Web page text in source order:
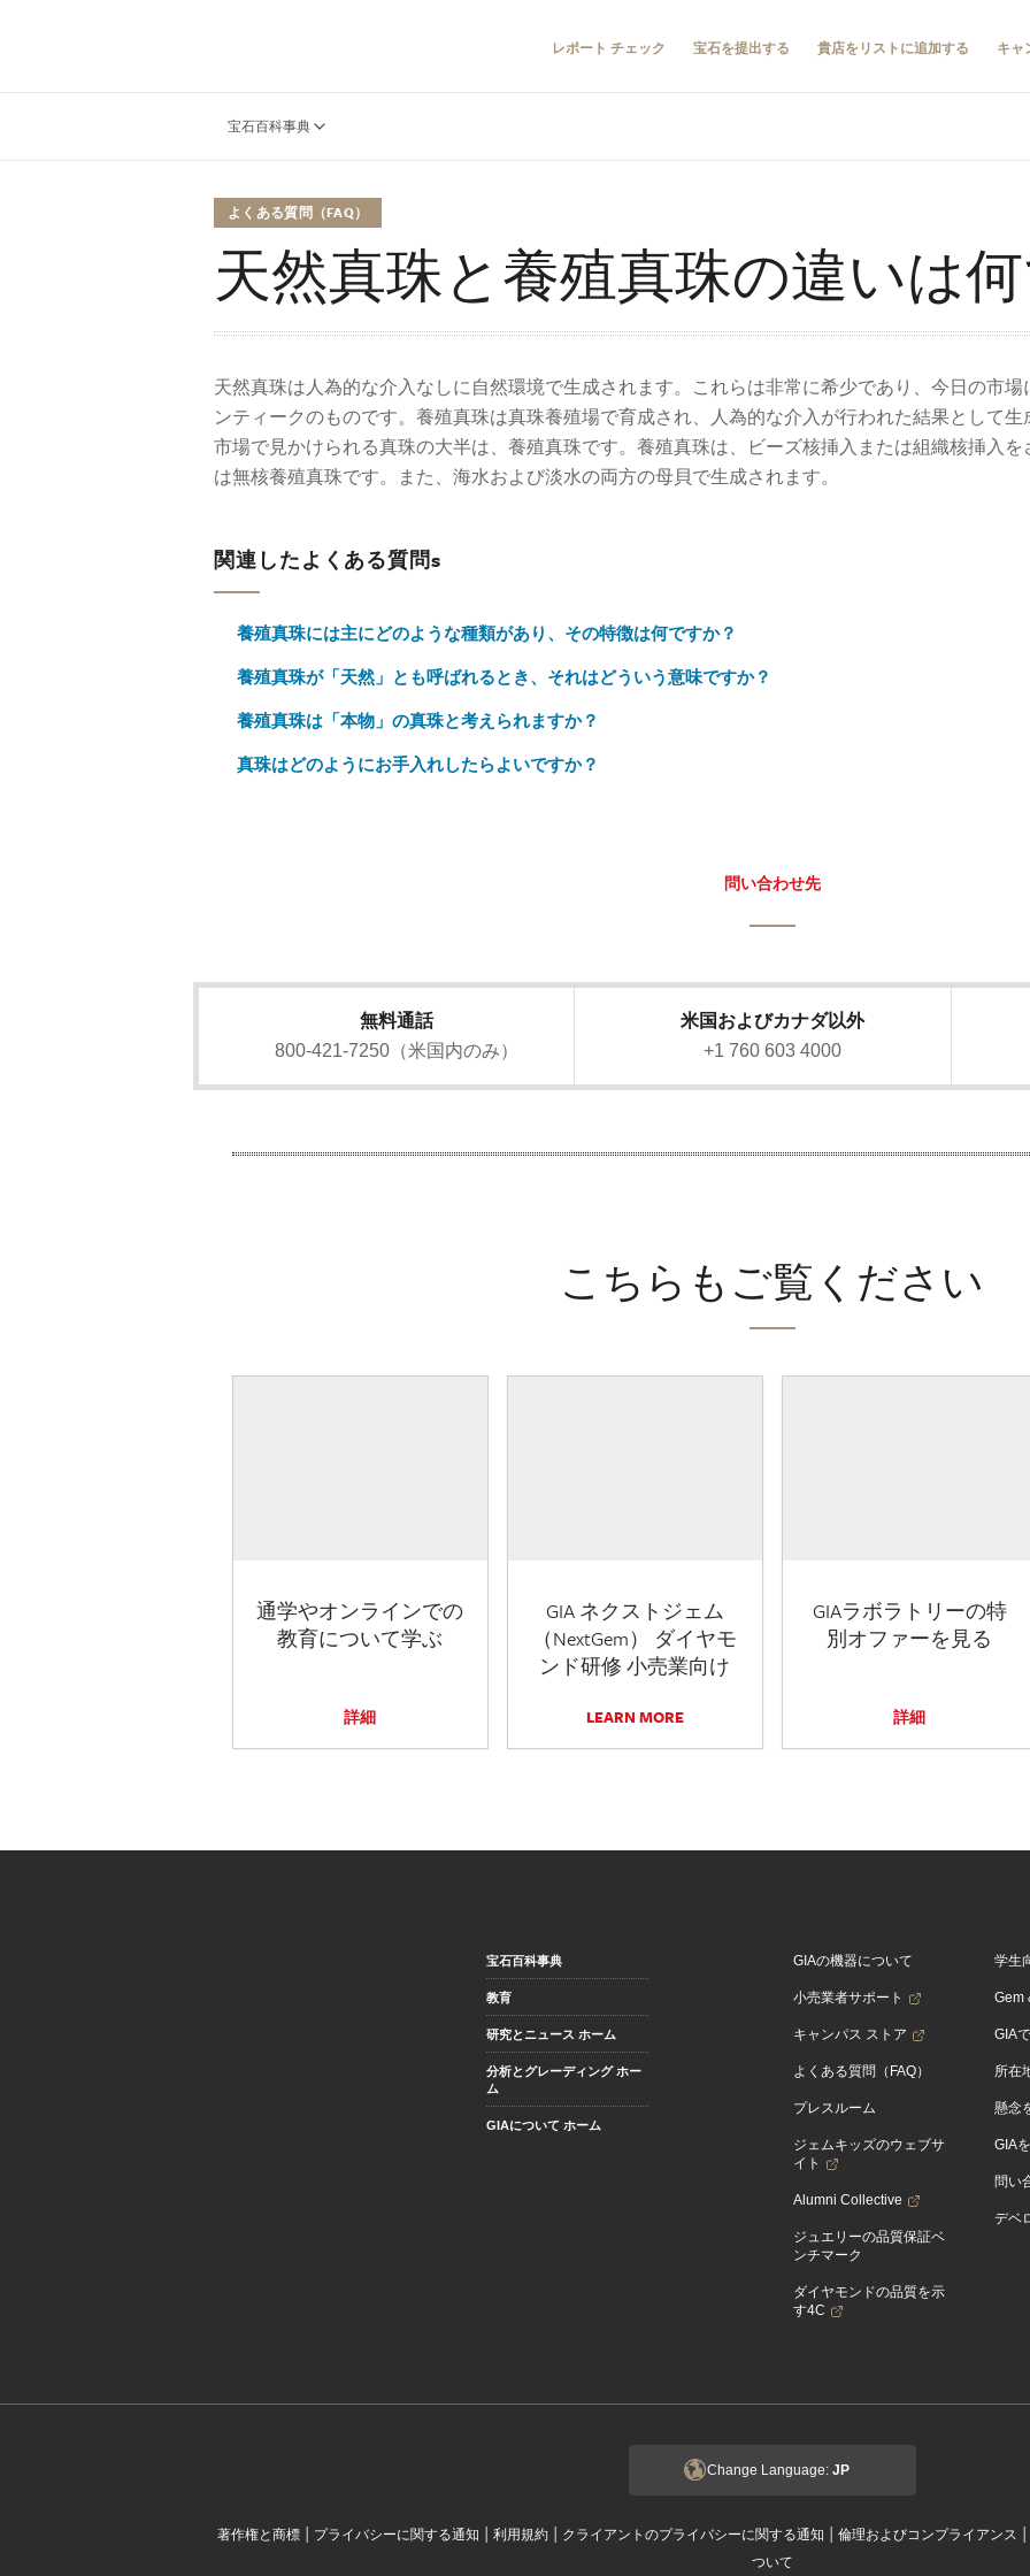
レポート チェック 宝石を提出する 貴店をリストに追加する キャ
宝石百科事典
よくある質問（FAQ）
天然真珠と養殖真珠の違いは
天然真珠は人為的な介入なしに自然環境で生成されます。これらは非常に希少であり、今日の市
ンティークのものです。養殖真珠は真珠養殖場で育成され、人為的な介入が行われた結果として
市場で見かけられる真珠の大半は、養殖真珠です。養殖真珠は、ビーズ核挿入または組織核挿入
は無核養殖真珠です。また、海水および淡水の両方の母貝で生成されます。
関連したよくある質問s
養殖真珠には主にどのような種類があり、その特徴は何ですか？
養殖真珠が「天然」とも呼ばれるとき、それはどういう意味ですか？
養殖真珠は「本物」の真珠と考えられますか？
真珠はどのようにお手入れしたらよいですか？
問い合わせ先
無料通話
800-421-7250（米国内のみ）
米国およびカナダ以外
+1 760 603 4000
こちらもご覧ください
通学やオンラインでの
教育について学ぶ
詳細
GIA ネクストジェム
（NextGem） ダイヤモ
ンド研修 小売業向け
LEARN MORE
GIAラボラトリーの特
別オファーを見る
詳細
宝石百科事典
教育
研究とニュース ホーム
分析とグレーディング ホー
ム
GIAについて ホーム
GIAの機器について
小売業者サポート
キャンパス ストア
よくある質問（FAQ）
プレスルーム
ジェムキッズのウェブサ
イト
Alumni Collective
ジュエリーの品質保証ベ
ンチマーク
ダイヤモンドの品質を示
す4C
学生
Gem
GIA
所在
懸念
GIA
問い
デベ
Change Language: JP
著作権と商標 | プライバシーに関する通知 | 利用規約 | クライアントのプライバシーに関する通知 | 倫理およびコンプライアンス |
ついて